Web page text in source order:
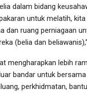
dalam bidang
untuk melatih,
dan ruang perniagaan
(belia dan beliawanis),”
mengharapkan lebih
bandar untuk
perkhidmatan,